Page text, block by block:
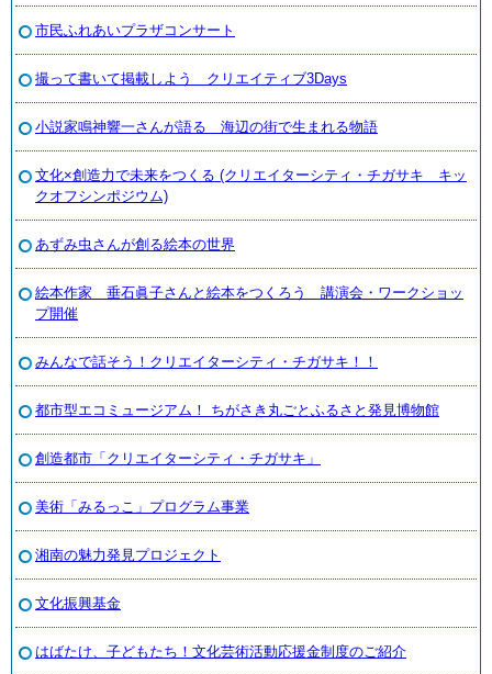
市民ふれあいプラザコンサート
撮って書いて掲載しよう クリエイティブ3Days
小説家鳴神響一さんが語る 海辺の街で生まれる物語
文化×創造力で未来をつくる (クリエイターシティ・チガサキ キッ
クオフシンポジウム)
あずみ虫さんが創る絵本の世界
絵本作家 垂石眞子さんと絵本をつくろう 講演会・ワークショッ
プ開催
みんなで話そう！クリエイターシティ・チガサキ！！
都市型エコミュージアム！ ちがさき丸ごとふるさと発見博物館
創造都市「クリエイターシティ・チガサキ」
美術「みるっこ」プログラム事業
湘南の魅力発見プロジェクト
文化振興基金
はばたけ、子どもたち！文化芸術活動応援金制度のご紹介